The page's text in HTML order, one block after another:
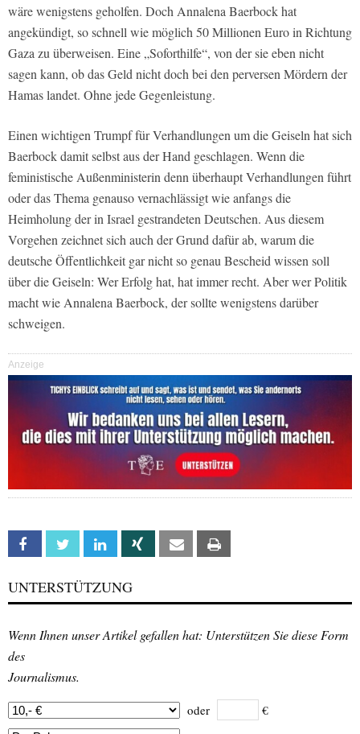
wäre wenigstens geholfen. Doch Annalena Baerbock hat
angekündigt, so schnell wie möglich 50 Millionen Euro in Richtung
Gaza zu überweisen. Eine „Soforthilfe“, von der sie eben nicht
sagen kann, ob das Geld nicht doch bei den perversen Mördern der
Hamas landet. Ohne jede Gegenleistung.
Einen wichtigen Trumpf für Verhandlungen um die Geiseln hat sich
Baerbock damit selbst aus der Hand geschlagen. Wenn die
feministische Außenministerin denn überhaupt Verhandlungen führt
oder das Thema genauso vernachlässigt wie anfangs die
Heimholung der in Israel gestrandeten Deutschen. Aus diesem
Vorgehen zeichnet sich auch der Grund dafür ab, warum die
deutsche Öffentlichkeit gar nicht so genau Bescheid wissen soll
über die Geiseln: Wer Erfolg hat, hat immer recht. Aber wer Politik
macht wie Annalena Baerbock, der sollte wenigstens darüber
schweigen.
Anzeige
Facebook Twitter Linkedin Xing Email
UNTERSTÜTZUNG
Wenn Ihnen unser Artikel gefallen hat: Unterstützen Sie diese Form
des
Journalismus.
oder €